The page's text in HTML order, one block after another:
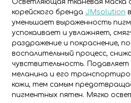
Осветляющая тканевая маска
корейского бренда JMsolution
уменьшает выраженность
успокаивает и увлажняет,
раздражение и покраснение,
воспалительный процесс,
чувствительность.
меланина и его
кожи, тем самым
пигментных пятен. Мягко